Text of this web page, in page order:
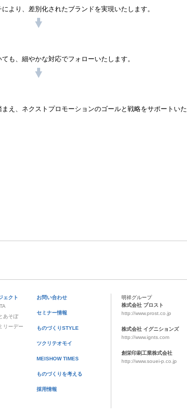
より、差別化されたブランドを実現いたします。
も、細やかな対応でフォローいたします。
え、ネクストプロモーションのゴールと戦略をサポートいた
ェクト
あそぼ
リーデー
お問い合わせ
セミナー情報
ものづくりSTYLE
ツクリテオモイ
MEISHOW TIMES
ものづくりを考える
採用情報
明祥グループ
株式会社 プロスト
http://www.prost.co.jp
株式会社 イグニションズ
http://www.ignts.com
創栄印刷工業株式会社
http://www.souei-p.co.jp